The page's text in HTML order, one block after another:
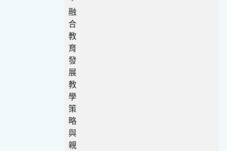
融
合
教
育
發
展
教
學
策
略
與
親